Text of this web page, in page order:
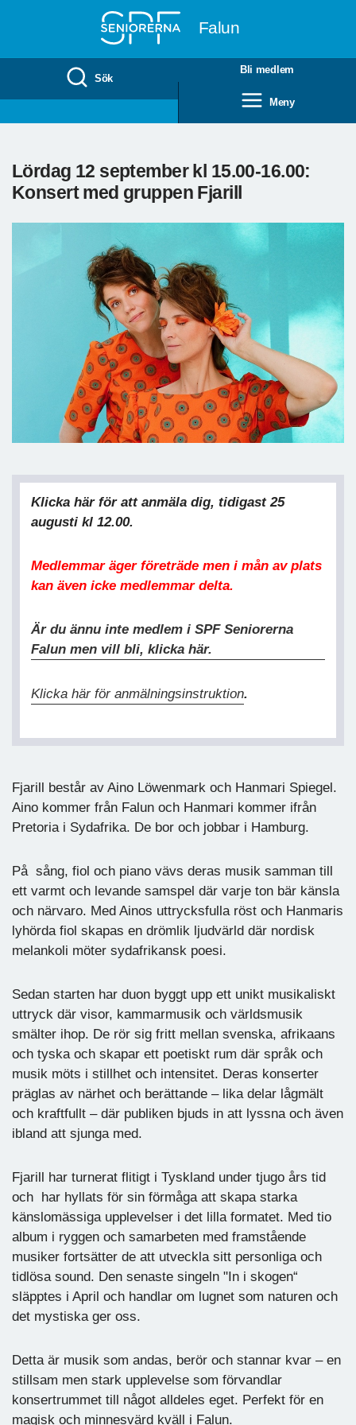
Falun
Sök
Bli medlem
Meny
Lördag 12 september kl 15.00-16.00:
Konsert med gruppen Fjarill
Klicka här för att anmäla dig, tidigast 25
augusti kl 12.00.
Medlemmar äger företräde men i mån av plats
kan även icke medlemmar delta.
Är du ännu inte medlem i SPF Seniorerna
Falun men vill bli, klicka här.
Klicka här för anmälningsinstruktion.
Fjarill består av Aino Löwenmark och Hanmari Spiegel.
Aino kommer från Falun och Hanmari kommer ifrån
Pretoria i Sydafrika. De bor och jobbar i Hamburg.
På sång, fiol och piano vävs deras musik samman till
ett varmt och levande samspel där varje ton bär känsla
och närvaro. Med Ainos uttrycksfulla röst och Hanmaris
lyhörda fiol skapas en drömlik ljudvärld där nordisk
melankoli möter sydafrikansk poesi.
Sedan starten har duon byggt upp ett unikt musikaliskt
uttryck där visor, kammarmusik och världsmusik
smälter ihop. De rör sig fritt mellan svenska, afrikaans
och tyska och skapar ett poetiskt rum där språk och
musik möts i stillhet och intensitet. Deras konserter
präglas av närhet och berättande – lika delar lågmält
och kraftfullt – där publiken bjuds in att lyssna och även
ibland att sjunga med.
Fjarill har turnerat flitigt i Tyskland under tjugo års tid
och har hyllats för sin förmåga att skapa starka
känslomässiga upplevelser i det lilla formatet. Med tio
album i ryggen och samarbeten med framstående
musiker fortsätter de att utveckla sitt personliga och
tidlösa sound. Den senaste singeln "In i skogen“
släpptes i April och handlar om lugnet som naturen och
det mystiska ger oss.
Detta är musik som andas, berör och stannar kvar – en
stillsam men stark upplevelse som förvandlar
konsertrummet till något alldeles eget. Perfekt för en
magisk och minnesvärd kväll i Falun.